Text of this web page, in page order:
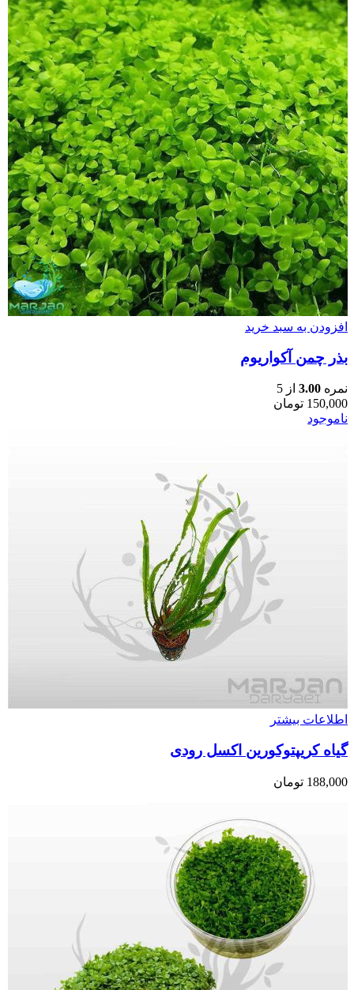
افزودن به سبد خرید
بذر چمن آکواریوم
نمره 3.00 از 5
150,000 تومان
ناموجود
اطلاعات بیشتر
گیاه کریپتوکورین اکسل رودی
188,000 تومان